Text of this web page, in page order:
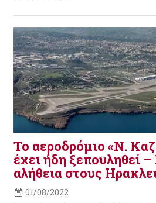
Το αεροδρόμιο «Ν.
έχει ήδη ξεπουληθεί
αλήθεια στους
01/08/2022